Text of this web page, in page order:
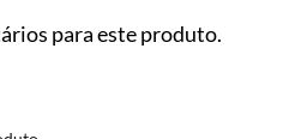
para este produto.